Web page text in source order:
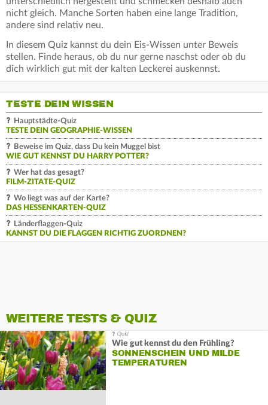
nicht gleich. Manche Sorten haben eine lange Tradition,
andere sind relativ neu.
In diesem Quiz kannst du dein Eis-Wissen unter Beweis
stellen. Finde heraus, ob du nur gerne naschst oder ob du
dich wirklich gut mit der kalten Leckerei auskennst.
TESTE DEIN WISSEN
Hauptstädte-Quiz
TESTE DEIN GEOGRAPHIE-WISSEN
Beweise im Quiz, dass Du kein Muggel bist
WIE GUT KENNST DU HARRY POTTER?
Wer hat das gesagt?
FILM-ZITATE-QUIZ
Wo liegt was auf der Karte?
DAS HESSENKARTEN-QUIZ
Länderflaggen-Quiz
KANNST DU DIE FLAGGEN RICHTIG ZUORDNEN?
WEITERE TESTS & QUIZ
Wie gut kennst du den Frühling?
SONNENSCHEIN UND MILDE
TEMPERATUREN